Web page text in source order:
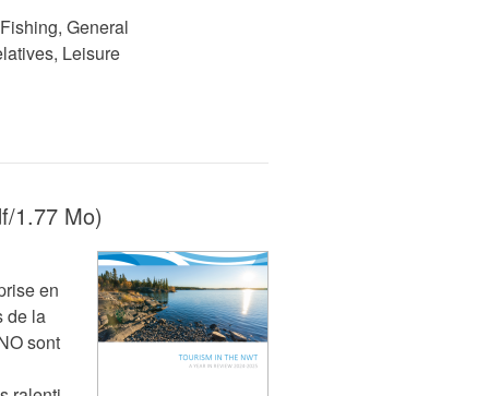
General
Leisure
1.77 Mo)
en
de la
sont